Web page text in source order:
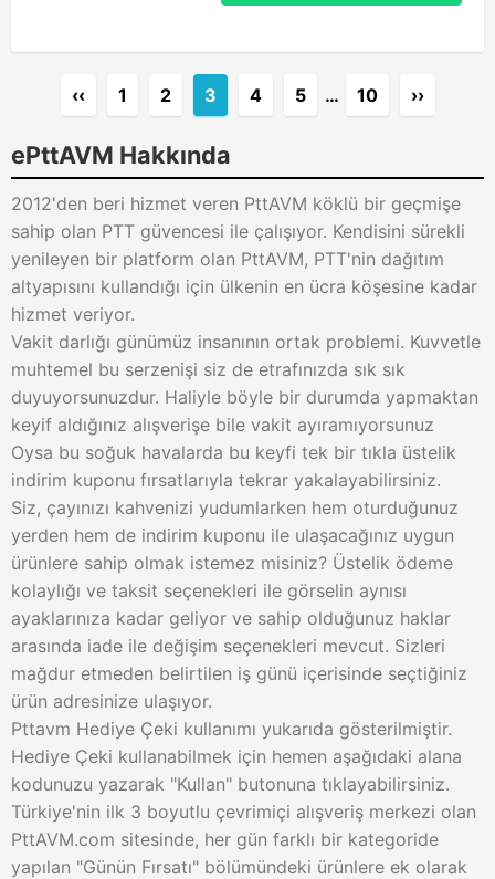
‹‹ 1 2 3 4 5 … 10 ››
ePttAVM Hakkında
2012'den beri hizmet veren PttAVM köklü bir geçmişe
sahip olan PTT güvencesi ile çalışıyor. Kendisini sürekli
yenileyen bir platform olan PttAVM, PTT'nin dağıtım
altyapısını kullandığı için ülkenin en ücra köşesine kadar
hizmet veriyor.
Vakit darlığı günümüz insanının ortak problemi. Kuvvetle
muhtemel bu serzenişi siz de etrafınızda sık sık
duyuyorsunuzdur. Haliyle böyle bir durumda yapmaktan
keyif aldığınız alışverişe bile vakit ayıramıyorsunuz
Oysa bu soğuk havalarda bu keyfi tek bir tıkla üstelik
indirim kuponu fırsatlarıyla tekrar yakalayabilirsiniz.
Siz, çayınızı kahvenizi yudumlarken hem oturduğunuz
yerden hem de indirim kuponu ile ulaşacağınız uygun
ürünlere sahip olmak istemez misiniz? Üstelik ödeme
kolaylığı ve taksit seçenekleri ile görselin aynısı
ayaklarınıza kadar geliyor ve sahip olduğunuz haklar
arasında iade ile değişim seçenekleri mevcut. Sizleri
mağdur etmeden belirtilen iş günü içerisinde seçtiğiniz
ürün adresinize ulaşıyor.
Pttavm Hediye Çeki kullanımı yukarıda gösterilmiştir.
Hediye Çeki kullanabilmek için hemen aşağıdaki alana
kodunuzu yazarak "Kullan" butonuna tıklayabilirsiniz.
Türkiye'nin ilk 3 boyutlu çevrimiçi alışveriş merkezi olan
PttAVM.com sitesinde, her gün farklı bir kategoride
yapılan "Günün Fırsatı" bölümündeki ürünlere ek olarak